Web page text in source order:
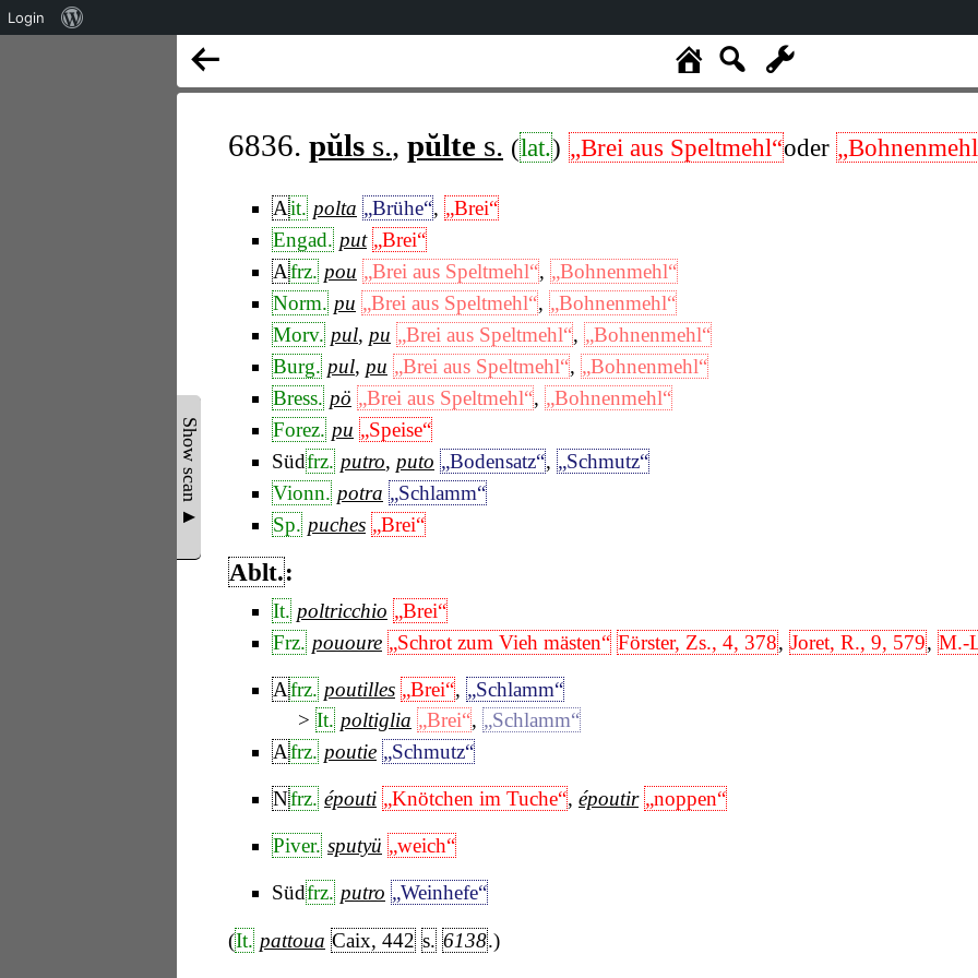
Show scan ▲
6836. pŭls s., pŭlte s. (lat.) „Brei aus Speltmehl“oder
Ait. polta „Brühe“, „Brei“
Engad. put „Brei“
Afrz. pou „Brei aus Speltmehl“, „Bohnenmehl“
Norm. pu „Brei aus Speltmehl“, „Bohnenmehl“
Morv. pul, pu „Brei aus Speltmehl“, „Bohnenmehl“
Burg. pul, pu „Brei aus Speltmehl“, „Bohnenmehl“
Bress. pö „Brei aus Speltmehl“, „Bohnenmehl“
Forez. pu „Speise“
Südfrz. putro, puto „Bodensatz“, „Schmutz“
Vionn. potra „Schlamm“
Sp. puches „Brei“
Ablt.:
It. poltricchio „Brei“
Frz. pououre „Schrot zum Vieh mästen“ Förster, Zs., 4, 378, Joret, R., 9, 579, M.-
Afrz. poutilles „Brei“, „Schlamm“
It. poltiglia „Brei“, „Schlamm“
Afrz. poutie „Schmutz“
Nfrz. épouti „Knötchen im Tuche“, époutir „noppen“
Piver. sputyü „weich“
Südfrz. putro „Weinhefe“
(It. pattoua Caix, 442 s. 6138.)
Login